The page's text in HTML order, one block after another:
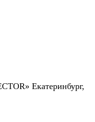
Екатеринбург,